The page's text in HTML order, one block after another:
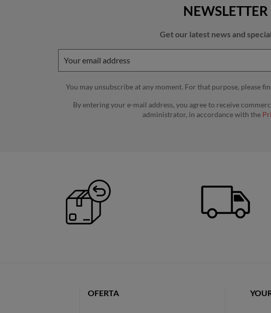
NEWSLETTER
Get our latest news and
You may unsubscribe at any moment. For that purpose, please
By entering your e-mail address, you agree to receive
administrator, in accordance with the
OFERTA